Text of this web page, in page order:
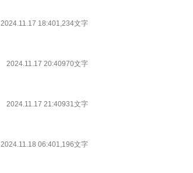
2024.11.17 18:401,234文字
2024.11.17 20:40970文字
2024.11.17 21:40931文字
2024.11.18 06:401,196文字